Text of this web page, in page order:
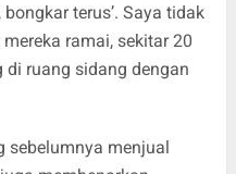
terus’. Saya tidak
ramai, sekitar 20
di ruang sidang dengan
sebelumnya menjual